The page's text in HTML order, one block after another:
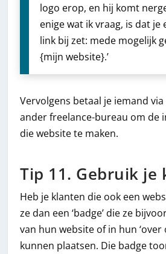
logo erop, en hij komt
enige wat ik vraag, is dat
link bij zet: mede mogelijk
{mijn website}.’
Vervolgens betaal je iemand
ander freelance-bureau om de
die website te maken.
Tip 11. Gebruik je
Heb je klanten die ook een
ze dan een ‘badge’ die ze
van hun website of in hun ‘over
kunnen plaatsen. Die badge